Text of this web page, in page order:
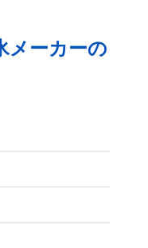
メーカーの